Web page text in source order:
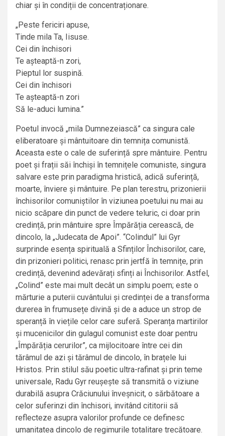
chiar și în condiții de concentraționare.
„Peste fericiri apuse,
Tinde mila Ta, Iisuse.
Cei din închisori
Te așteaptă-n zori,
Pieptul lor suspină.
Cei din închisori
Te așteaptă-n zori
Să le-aduci lumina.”
Poetul invocă „mila Dumnezeiască” ca singura cale
eliberatoare și mântuitoare din temnița comunistă.
Aceasta este o cale de suferință spre mântuire. Pentru
poet și frații săi închiși în temnițele comuniste, singura
salvare este prin paradigma hristică, adică suferință,
moarte, înviere și mântuire. Pe plan terestru, prizonierii
închisorilor comuniștilor în viziunea poetului nu mai au
nicio scăpare din punct de vedere teluric, ci doar prin
credință, prin mântuire spre Împărăția cerească, de
dincolo, la „Judecata de Apoi”. “Colindul” lui Gyr
surprinde esența spirituală a Sfinților Închisorilor, care,
din prizonieri politici, renasc prin jertfă în temnițe, prin
credință, devenind adevărați sfinți ai Închisorilor. Astfel,
„Colind” este mai mult decât un simplu poem; este o
mărturie a puterii cuvântului și credinței de a transforma
durerea în frumusețe divină și de a aduce un strop de
speranță în viețile celor care suferă. Speranța martirilor
și mucenicilor din gulagul comunist este doar pentru
„Împărăția cerurilor”, ca mijlocitoare între cei din
tărâmul de azi și tărâmul de dincolo, în brațele lui
Hristos. Prin stilul său poetic ultra-rafinat și prin teme
universale, Radu Gyr reușește să transmită o viziune
durabilă asupra Crăciunului înveșnicit, o sărbătoare a
celor suferinzi din închisori, invitând cititorii să
reflecteze asupra valorilor profunde ce definesc
umanitatea dincolo de regimurile totalitare trecătoare.